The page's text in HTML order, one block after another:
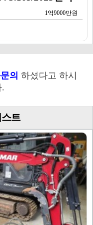
1억9000만원
의 하셨다고 하시
트